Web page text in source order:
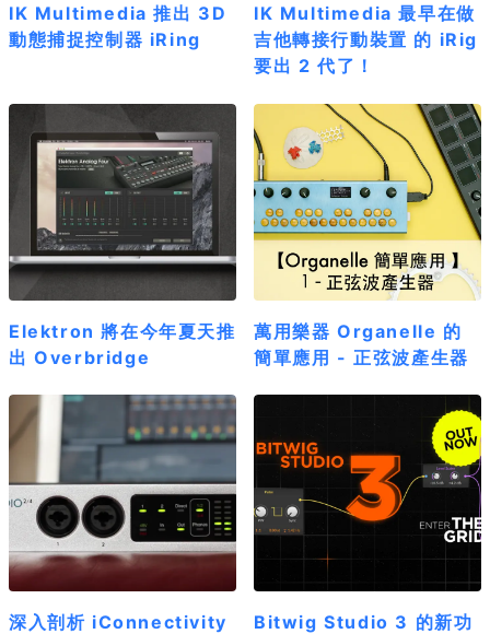
IK Multimedia 推出 3D
動態捕捉控制器 iRing
IK Multimedia 最早在做
吉他轉接行動裝置 的 iRig
要出 2 代了！
Elektron 將在今年夏天推
出 Overbridge
萬用樂器 Organelle 的
簡單應用 - 正弦波產生器
深入剖析 iConnectivity Bitwig Studio 3 的新功